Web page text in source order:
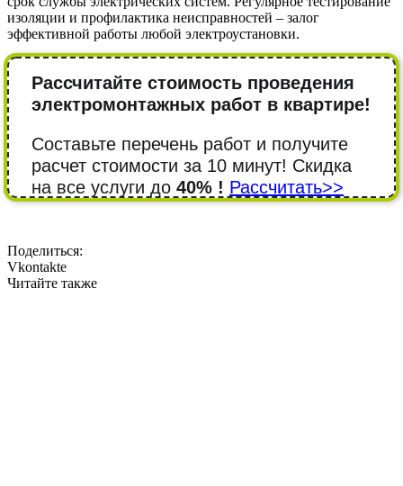
изоляции и профилактика неисправностей – залог
эффективной работы любой электроустановки.
Рассчитайте стоимость проведения
электромонтажных работ в квартире!
Составьте перечень работ и получите
расчет стоимости за 10 минут! Cкидка
на все услуги до 40% ! Рассчитать>>
Поделиться:
Vkontakte
Читайте также